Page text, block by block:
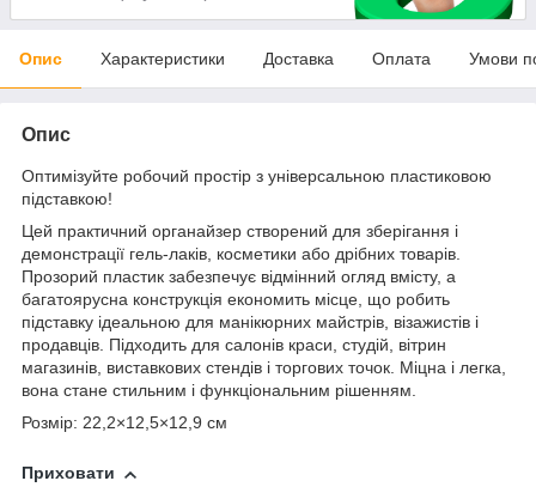
Опис Характеристики Доставка Оплата Умови
Опис
Оптимізуйте робочий простір з універсальною пластиковою
підставкою!
Цей практичний органайзер створений для зберігання і
демонстрації гель-лаків, косметики або дрібних товарів.
Прозорий пластик забезпечує відмінний огляд вмісту, а
багатоярусна конструкція економить місце, що робить
підставку ідеальною для манікюрних майстрів, візажистів і
продавців. Підходить для салонів краси, студій, вітрин
магазинів, виставкових стендів і торгових точок. Міцна і легка,
вона стане стильним і функціональним рішенням.
Розмір: 22,2×12,5×12,9 см
Приховати